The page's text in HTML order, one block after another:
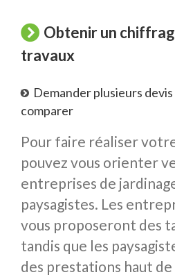
Obtenir un
travaux
Demander plusieurs
comparer
Pour faire réaliser
pouvez vous orienter
entreprises de
paysagistes. Les
vous proposeront des
tandis que les
des prestations haut de